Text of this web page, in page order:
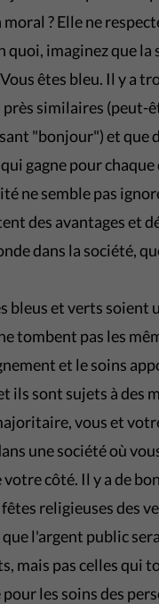
? Elle ne
imaginez que
êtes bleu. Il y a
près similaires
"bonjour") et que
gagne pour
ne semble pas
des avantages et
dans la société,
bleus et verts soient
tombent pas les
et le soins
ils sont sujets à des
vous et
une société où
côté. Il y a de
religieuses des
l'argent public
mais pas celles qui
les soins des